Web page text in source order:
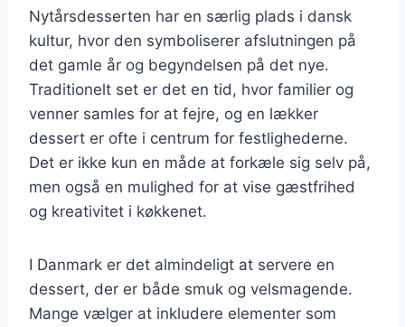
Nytårsdesserten har en særlig plads i dansk
kultur, hvor den symboliserer afslutningen på
det gamle år og begyndelsen på det nye.
Traditionelt set er det en tid, hvor familier og
venner samles for at fejre, og en lækker
dessert er ofte i centrum for festlighederne.
Det er ikke kun en måde at forkæle sig selv på,
men også en mulighed for at vise gæstfrihed
og kreativitet i køkkenet.
I Danmark er det almindeligt at servere en
dessert, der er både smuk og velsmagende.
Mange vælger at inkludere elementer som